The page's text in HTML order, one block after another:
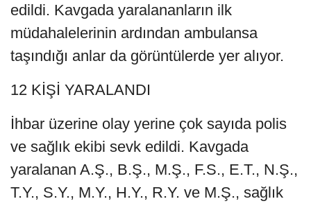
edildi. Kavgada yaralananların ilk
müdahalelerinin ardından ambulansa
taşındığı anlar da görüntülerde yer alıyor.
12 KİŞİ YARALANDI
İhbar üzerine olay yerine çok sayıda polis
ve sağlık ekibi sevk edildi. Kavgada
yaralanan A.Ş., B.Ş., M.Ş., F.S., E.T., N.Ş.,
T.Y., S.Y., M.Y., H.Y., R.Y. ve M.Ş., sağlık